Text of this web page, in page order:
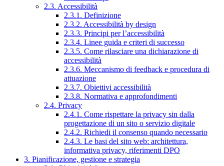
2.3. Accessibilità
2.3.1. Definizione
2.3.2. Accessibilità by design
2.3.3. Principi per l’accessibilità
2.3.4. Linee guida e criteri di successo
2.3.5. Come rilasciare una dichiarazione di
accessibilità
2.3.6. Meccanismo di feedback e procedura di
attuazione
2.3.7. Obiettivi accessibilità
2.3.8. Normativa e approfondimenti
2.4. Privacy
2.4.1. Come rispettare la privacy sin dalla
progettazione di un sito o servizio digitale
2.4.2. Richiedi il consenso quando necessario
2.4.3. Le basi del sito web: architettura,
informativa privacy, riferimenti DPO
3. Pianificazione, gestione e strategia